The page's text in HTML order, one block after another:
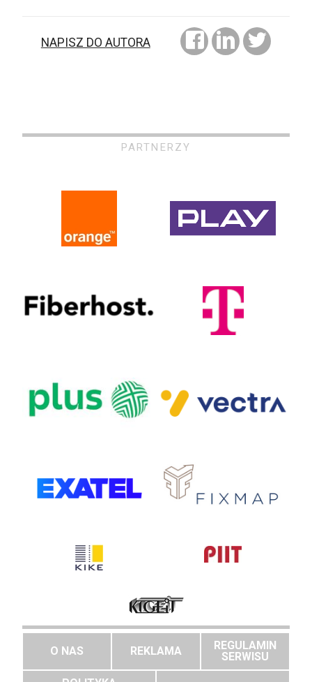
NAPISZ DO AUTORA
PARTNERZY
O NAS REKLAMA
REGULAMIN
SERWISU